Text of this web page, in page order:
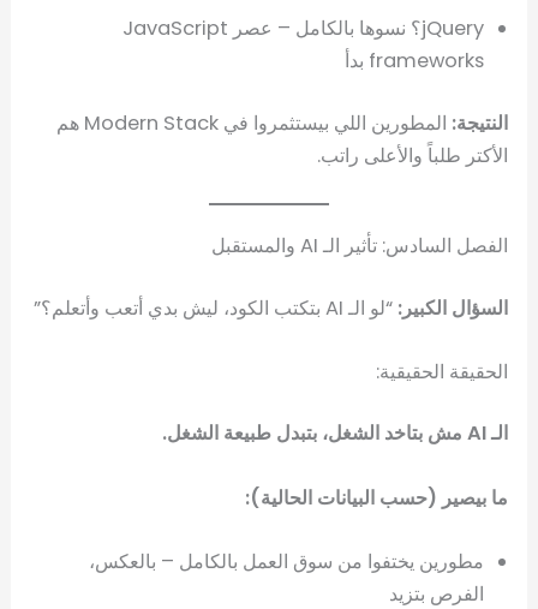
jQuery؟ نسوها بالكامل – عصر JavaScript
frameworks بدأ
النتيجة:
المطورين اللي بيستثمروا في Modern Stack هم
الأكتر طلباً والأعلى راتب.
الفصل السادس: تأثير الـ AI والمستقبل
السؤال الكبير: “لو الـ AI بتكتب الكود، ليش بدي أتعب وأتعلم؟”
الحقيقة الحقيقية:
الـ AI مش بتاخد الشغل، بتبدل طبيعة الشغل.
ما بيصير (حسب البيانات الحالية):
مطورين يختفوا من سوق العمل بالكامل – بالعكس،
الفرص بتزيد